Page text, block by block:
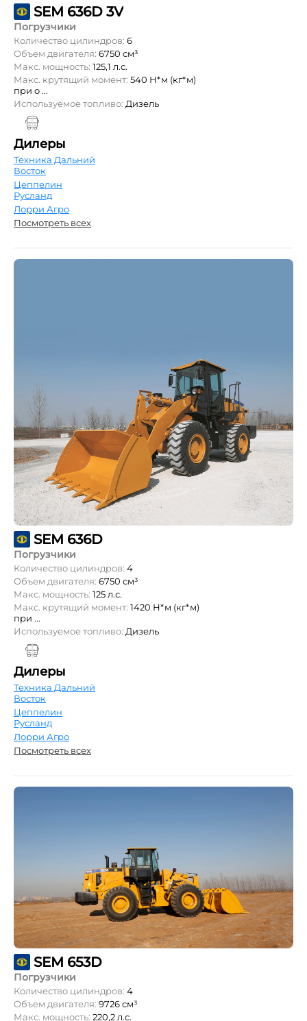
SEM 636D 3V
Погрузчики
Количество цилиндров: 6
Объем двигателя: 6750 см³
Макс. мощность: 125,1 л.с.
Макс. крутящий момент: 540 Н*м (кг*м)
при о ...
Используемое топливо: Дизель
Дилеры
Техника Дальний
Восток
Цеппелин
Русланд
Лорри Агро
Посмотреть всех
SEM 636D
Погрузчики
Количество цилиндров: 4
Объем двигателя: 6750 см³
Макс. мощность: 125 л.с.
Макс. крутящий момент: 1420 Н*м (кг*м)
при ...
Используемое топливо: Дизель
Дилеры
Техника Дальний
Восток
Цеппелин
Русланд
Лорри Агро
Посмотреть всех
SEM 653D
Погрузчики
Количество цилиндров: 4
Объем двигателя: 9726 см³
Макс. мощность: 220,2 л.с.